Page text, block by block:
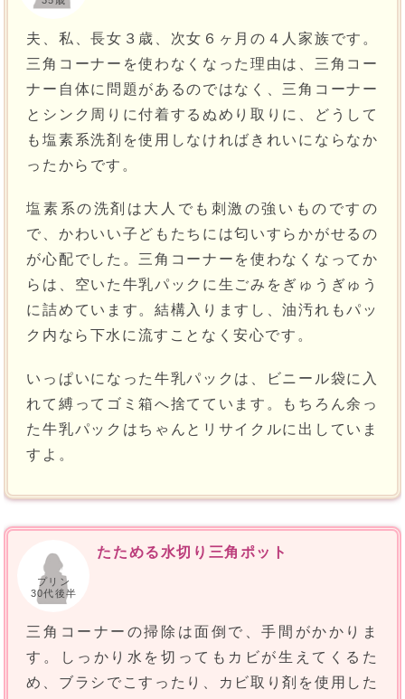
夫、私、長女３歳、次女６ヶ月の４人家族です。
三角コーナーを使わなくなった理由は、三角コー
ナー自体に問題があるのではなく、三角コーナー
とシンク周りに付着するぬめり取りに、どうして
も塩素系洗剤を使用しなければきれいにならなか
ったからです。
塩素系の洗剤は大人でも刺激の強いものですの
で、かわいい子どもたちには匂いすらかがせるの
が心配でした。三角コーナーを使わなくなってか
らは、空いた牛乳パックに生ごみをぎゅうぎゅう
に詰めています。結構入りますし、油汚れもパッ
ク内なら下水に流すことなく安心です。
いっぱいになった牛乳パックは、ビニール袋に入
れて縛ってゴミ箱へ捨てています。もちろん余っ
た牛乳パックはちゃんとリサイクルに出していま
すよ。
プリン
30代後半
たためる水切り三角ポット
三角コーナーの掃除は面倒で、手間がかかりま
す。しっかり水を切ってもカビが生えてくるた
め、ブラシでこすったり、カビ取り剤を使用した